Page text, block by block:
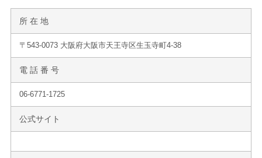
所 在 地
〒543-0073 大阪府大阪市天王寺区生玉寺町4-38
電 話 番 号
06-6771-1725
公式サイト